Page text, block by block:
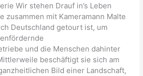
Wir stehen Drauf in’s Leben
zusammen mit Kameramann Malte
Deutschland getourt ist, um
und die Menschen dahinter
beschäftigt sie sich am
Bild einer Landschaft,